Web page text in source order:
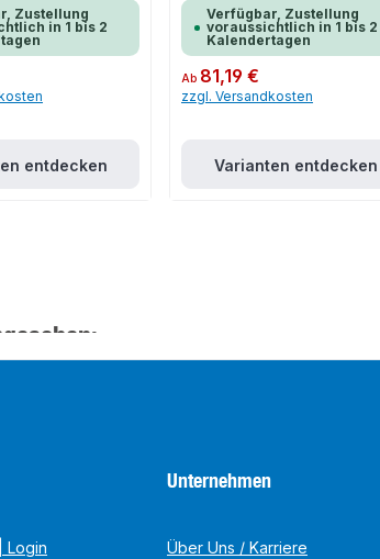
Zustellung
in 1 bis 2
entdecken
Verfügbar, Zustellung
voraussichtlich in 1 bis 2
Kalendertagen
Regulärer Preis:
Ab 81,19 €
zzgl. Versandkosten
Varianten entdecken
Login
Unternehmen
Über Uns / Karriere